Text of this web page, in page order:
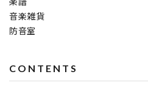
音楽雑貨
防音室
CONTENTS